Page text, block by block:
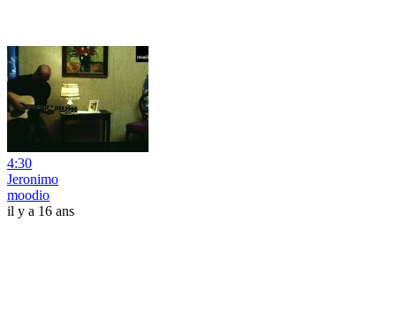
4:30
Jeronimo
moodio
il y a 16 ans